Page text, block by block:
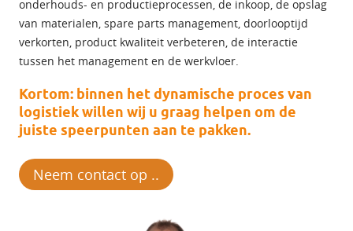
onderhouds- en productieprocessen, de inkoop, de opslag
van materialen, spare parts management, doorlooptijd
verkorten, product kwaliteit verbeteren, de interactie
tussen het management en de werkvloer.
Kortom: binnen het dynamische proces van
logistiek willen wij u graag helpen om de
juiste speerpunten aan te pakken.
Neem contact op ..